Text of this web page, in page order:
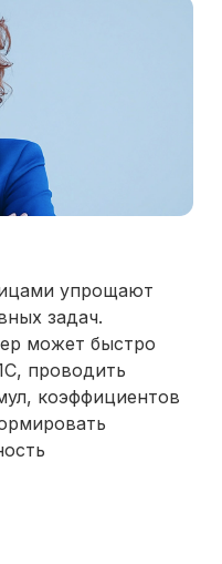
упрощают
задач.
может быстро
проводить
коэффициентов